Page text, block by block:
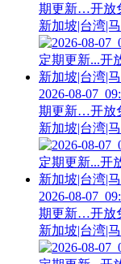
期更新…开放
新加坡|台湾|
2026-08-
期更新…开放
新加坡|台湾|
2026-08-
期更新…开放
新加坡|台湾|